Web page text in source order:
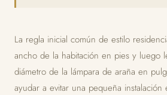
La regla inicial común de estilo
ancho de la habitación en pies y luego
diámetro de la lámpara de araña en
ayudar a evitar una pequeña instalación